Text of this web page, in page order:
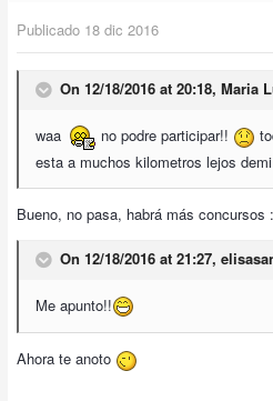
Publicado 18 dic 2016
On 12/18/2016 at 20:18, Maria
waa no podre participar!!
esta a muchos kilometros lejos
Bueno, no pasa, habrá más concursos
On 12/18/2016 at 21:27,
Me apunto!!
Ahora te anoto